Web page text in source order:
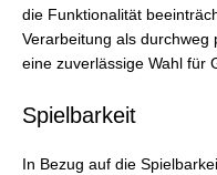
die Funktionalität
Verarbeitung als durchweg
eine zuverlässige Wahl für
Spielbarkeit
In Bezug auf die